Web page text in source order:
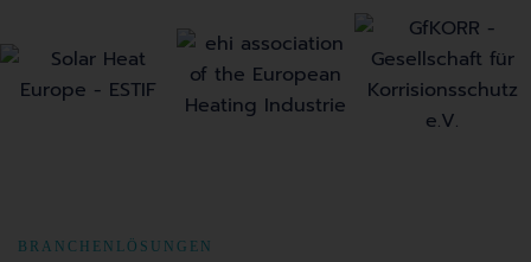
BRANCHENLÖSUNGEN